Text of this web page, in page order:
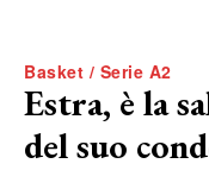
Basket / Serie A2
Estra, è la
del suo